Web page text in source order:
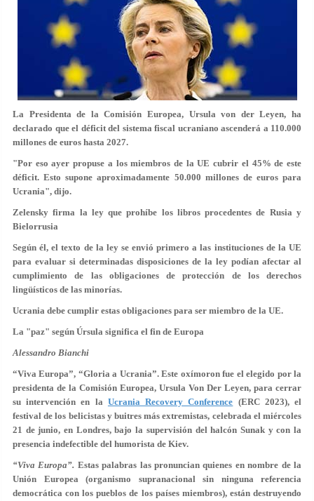
La Presidenta de la Comisión Europea, Ursula von der Leyen, ha
declarado que el déficit del sistema fiscal ucraniano ascenderá a 110.000
millones de euros hasta 2027.
"Por eso ayer propuse a los miembros de la UE cubrir el 45% de este
déficit. Esto supone aproximadamente 50.000 millones de euros para
Ucrania", dijo.
Zelensky firma la ley que prohíbe los libros procedentes de Rusia y
Bielorrusia
Según él, el texto de la ley se envió primero a las instituciones de la UE
para evaluar si determinadas disposiciones de la ley podían afectar al
cumplimiento de las obligaciones de protección de los derechos
lingüísticos de las minorías.
Ucrania debe cumplir estas obligaciones para ser miembro de la UE.
La "paz" según Úrsula significa el fin de Europa
Alessandro Bianchi
“Viva Europa”, “Gloria a Ucrania”. Este oxímoron fue el elegido por la
presidenta de la Comisión Europea, Ursula Von Der Leyen, para cerrar
su intervención en la Ucrania Recovery Conference (ERC 2023), el
festival de los belicistas y buitres más extremistas, celebrada el miércoles
21 de junio, en Londres, bajo la supervisión del halcón Sunak y con la
presencia indefectible del humorista de Kiev.
“Viva Europa”. Estas palabras las pronuncian quienes en nombre de la
Unión Europea (organismo supranacional sin ninguna referencia
democrática con los pueblos de los países miembros), están destruyendo